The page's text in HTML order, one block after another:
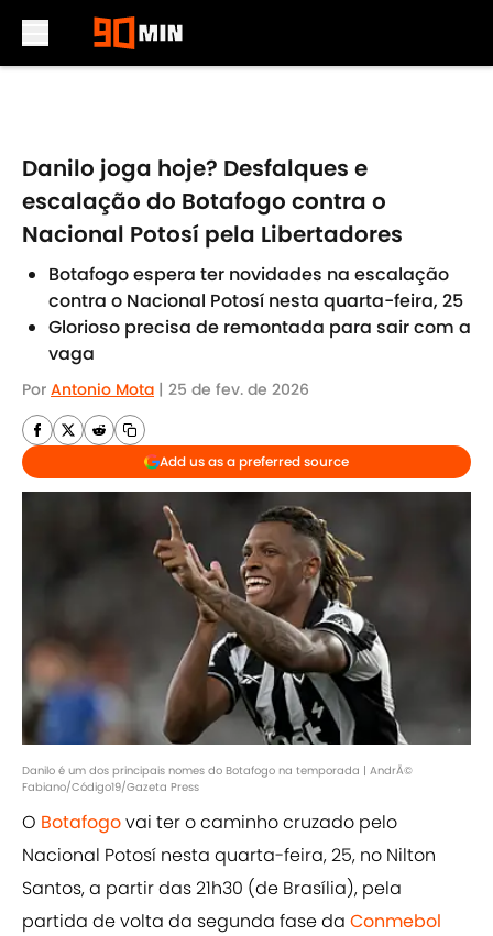
Danilo joga hoje? Desfalques e
escalação do Botafogo contra o
Nacional Potosí pela Libertadores
Botafogo espera ter novidades na escalação
contra o Nacional Potosí nesta quarta-feira, 25
Glorioso precisa de remontada para sair com a
vaga
Por Antonio Mota | 25 de fev. de 2026
Add us as a preferred source
Danilo é um dos principais nomes do Botafogo na temporada | AndrÃ©
Fabiano/Código19/Gazeta Press
O Botafogovai ter o caminho cruzado pelo
Nacional Potosí nesta quarta-feira, 25, no Nilton
Santos, a partir das 21h30 (de Brasília), pela
partida de volta da segunda fase da Conmebol